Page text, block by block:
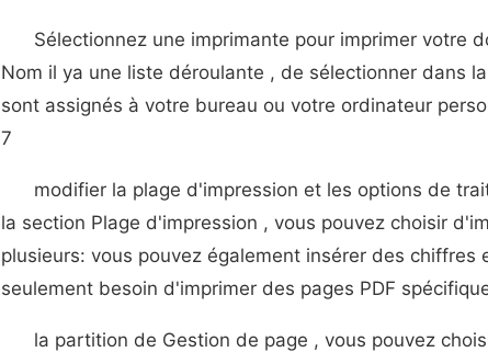
Sélectionnez une imprimante pour imprimer votre
Nom il ya une liste déroulante , de sélectionner dans
sont assignés à votre bureau ou votre ordinateur
7
modifier la plage d'impression et les options de
la section Plage d'impression , vous pouvez choisir
plusieurs: vous pouvez également insérer des chiffres
seulement besoin d'imprimer des pages PDF
la partition de Gestion de page , vous pouvez